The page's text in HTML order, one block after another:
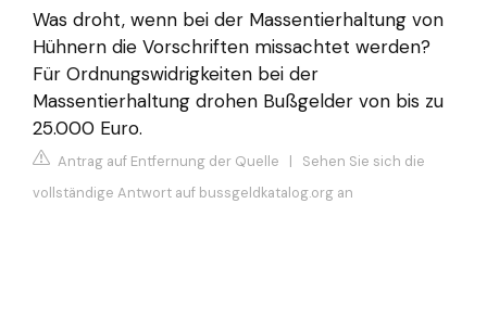
Was droht, wenn bei der Massentierhaltung von
Hühnern die Vorschriften missachtet werden?
Für Ordnungswidrigkeiten bei der
Massentierhaltung drohen Bußgelder von bis zu
25.000 Euro.
Antrag auf Entfernung der Quelle | Sehen Sie sich die
vollständige Antwort auf bussgeldkatalog.org an